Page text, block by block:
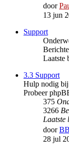
door
13 jun
Support
Laatste
3.3 Support
Hulp nodig bij
Probeer
375
3266
Laatste
door
28 jul